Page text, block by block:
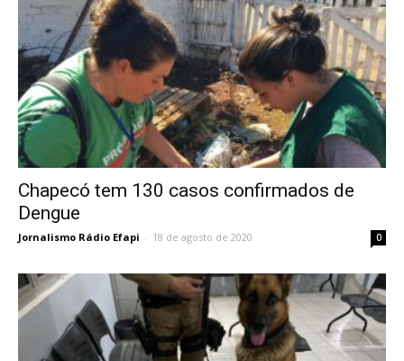
Chapecó tem 130 casos confirmados de
Dengue
Jornalismo Rádio Efapi - 18 de agosto de 2020 0